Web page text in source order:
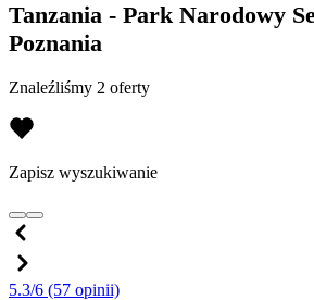
Tanzania - Park Narodowy
Poznania
Znaleźliśmy 2 oferty
Zapisz wyszukiwanie
5.3/6 (57 opinii)